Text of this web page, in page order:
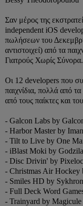
Σαν μέρος της
independent iOS
πωλήσεων του
αντιστοιχεί) από τα
Γιατρούς Χωρίς Σύνορα.
Οι 12 developers που
παιχνίδια, πολλά από
από τους παίκτες και
- Galcon Labs by
- Harbor Master by
- Tilt to Live by One
- iBlast Moki by
- Disc Drivin' by
- Christmas Air Hockey
- Smiles HD by
- Full Deck Word
- Trainyard by Magicule